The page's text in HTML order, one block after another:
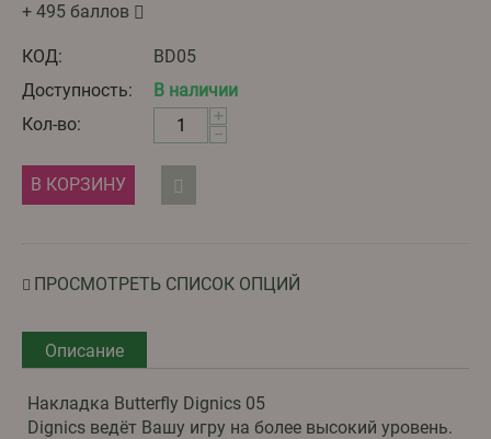
+ 495 баллов
КОД:
BD05
Доступность:
В наличии
Кол-во:
+
−
В КОРЗИНУ
ПРОСМОТРЕТЬ СПИСОК ОПЦИЙ
Описание
Накладка Butterfly Dignics 05
Dignics ведёт Вашу игру на более высокий уровень.